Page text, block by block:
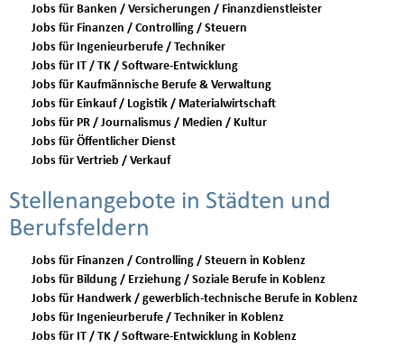
Jobs für Banken / Versicherungen / Finanzdienstleister
Jobs für Finanzen / Controlling / Steuern
Jobs für Ingenieurberufe / Techniker
Jobs für IT / TK / Software-Entwicklung
Jobs für Kaufmännische Berufe & Verwaltung
Jobs für Einkauf / Logistik / Materialwirtschaft
Jobs für PR / Journalismus / Medien / Kultur
Jobs für Öffentlicher Dienst
Jobs für Vertrieb / Verkauf
Stellenangebote in Städten und
Berufsfeldern
Jobs für Finanzen / Controlling / Steuern in Koblenz
Jobs für Bildung / Erziehung / Soziale Berufe in Koblenz
Jobs für Handwerk / gewerblich-technische Berufe in Koblenz
Jobs für Ingenieurberufe / Techniker in Koblenz
Jobs für IT / TK / Software-Entwicklung in Koblenz